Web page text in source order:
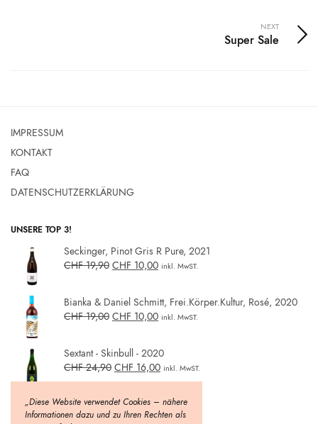
NEXT
Super Sale
IMPRESSUM
KONTAKT
FAQ
DATENSCHUTZERKLÄRUNG
UNSERE TOP 3!
Seckinger, Pinot Gris R Pure, 2021
CHF19,90 CHF 10,00 inkl. MwST.
Bianka & Daniel Schmitt, Frei.Körper.Kultur, Rosé, 2020
CHF19,00 CHF 10,00 inkl. MwST.
Sextant - Skinbull - 2020
CHF24,90 CHF 16,00 inkl. MwST.
„Diese Website verwendet Cookies – nähere
Informationen dazu und zu Ihren Rechten als